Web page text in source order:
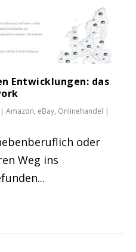
Entwicklungen: das
|Amazon, eBay, Onlinehandel |
oder
Weg ins